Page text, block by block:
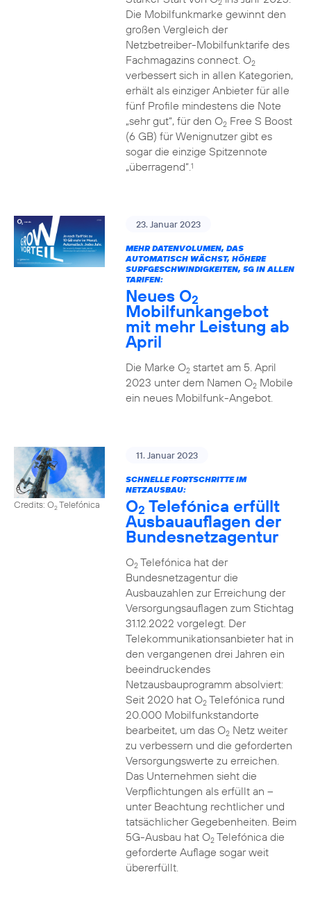
2
Die Mobilfunkmarke gewinnt den
großen Vergleich der
Netzbetreiber-Mobilfunktarife des
Fachmagazins connect. O2
verbessert sich in allen Kategorien,
erhält als einziger Anbieter für alle
fünf Profile mindestens die Note
„sehr gut“, für den O2Free S Boost
(6 GB) für Wenignutzer gibt es
sogar die einzige Spitzennote
„überragend“.1
23. Januar 2023
MEHR DATENVOLUMEN, DAS
AUTOMATISCH WÄCHST, HÖHERE
SURFGESCHWINDIGKEITEN, 5G IN ALLEN
TARIFEN:
Neues O2
Mobilfunkangebot
mit mehr Leistung ab
April
Die Marke O2startet am 5. April
2023 unter dem Namen O2Mobile
ein neues Mobilfunk-Angebot.
Credits: O2Telefónica
11. Januar 2023
SCHNELLE FORTSCHRITTE IM
NETZAUSBAU:
O2 Telefónica erfüllt
Ausbauauflagen der
Bundesnetzagentur
O2Telefónica hat der
Bundesnetzagentur die
Ausbauzahlen zur Erreichung der
Versorgungsauflagen zum Stichtag
31.12.2022 vorgelegt. Der
Telekommunikationsanbieter hat in
den vergangenen drei Jahren ein
beeindruckendes
Netzausbauprogramm absolviert:
Seit 2020 hat O2Telefónica rund
20.000 Mobilfunkstandorte
bearbeitet, um das O2Netz weiter
zu verbessern und die geforderten
Versorgungswerte zu erreichen.
Das Unternehmen sieht die
Verpflichtungen als erfüllt an –
unter Beachtung rechtlicher und
tatsächlicher Gegebenheiten. Beim
5G-Ausbau hat O2Telefónica die
geforderte Auflage sogar weit
übererfüllt.